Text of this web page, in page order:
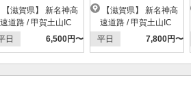
速道路 / 甲賀土山IC
日
6,500円〜
速道路 / 甲賀土山IC
平日
7,800円〜